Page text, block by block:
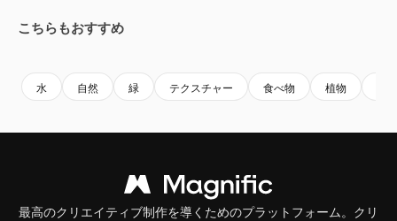
こちらもおすすめ
水 自然 緑 テクスチャー 食べ物 植物
最高のクリエイティブ制作を導くためのプラットフォーム。クリ